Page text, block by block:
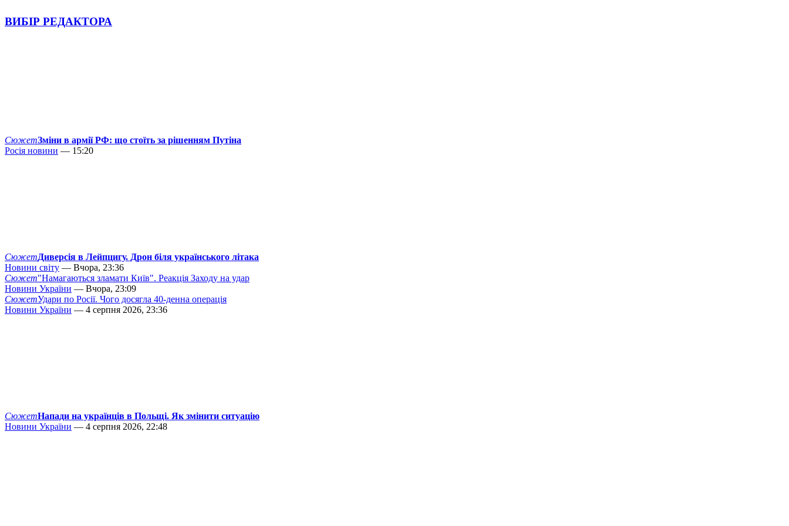
ВИБІР РЕДАКТОРА
СюжетЗміни в армії РФ: що стоїть за рішенням Путіна
Росія новини — 15:20
СюжетДиверсія в Лейпцигу. Дрон біля українського літака
Новини світу — Вчора, 23:36
Сюжет"Намагаються зламати Київ". Реакція Заходу на удар
Новини України — Вчора, 23:09
СюжетУдари по Росії. Чого досягла 40-денна операція
Новини України — 4 серпня 2026, 23:36
СюжетНапади на українців в Польщі. Як змінити ситуацію
Новини України — 4 серпня 2026, 22:48